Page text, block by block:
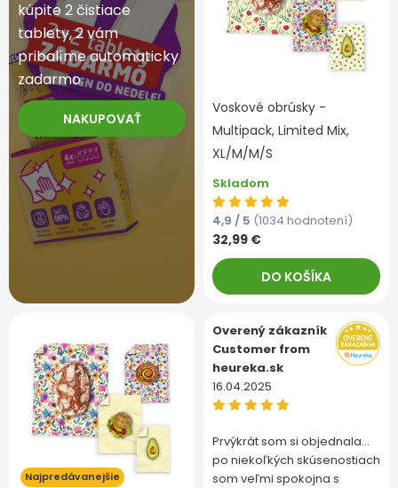
kúpite 2 čistiace
tablety, 2 vám
pribalíme automaticky
zadarmo.
NAKUPOVAŤ
Voskové obrúsky -
Multipack, Limited Mix,
XL/M/M/S
Skladom
4,9 / 5 (1034 hodnotení)
32,99 €
DO KOŠÍKA
Najpredávanejšie
Overený zákazník
Customer from
heureka.sk
16.04.2025
Prvýkrát som si objednala…
po niekoľkých skúsenostiach
som veľmi spokojna s